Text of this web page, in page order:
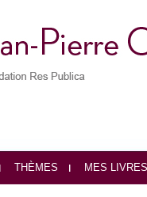
THÈMES MES LIVRES